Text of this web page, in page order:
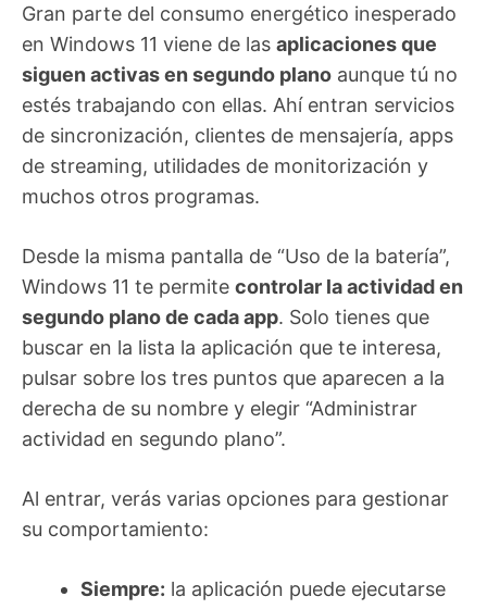
Gran parte del consumo energético inesperado
en Windows 11 viene de las aplicaciones que
siguen activas en segundo plano aunque tú no
estés trabajando con ellas. Ahí entran servicios
de sincronización, clientes de mensajería, apps
de streaming, utilidades de monitorización y
muchos otros programas.
Desde la misma pantalla de “Uso de la batería”,
Windows 11 te permite controlar la actividad en
segundo plano de cada app. Solo tienes que
buscar en la lista la aplicación que te interesa,
pulsar sobre los tres puntos que aparecen a la
derecha de su nombre y elegir “Administrar
actividad en segundo plano”.
Al entrar, verás varias opciones para gestionar
su comportamiento:
Siempre: la aplicación puede ejecutarse